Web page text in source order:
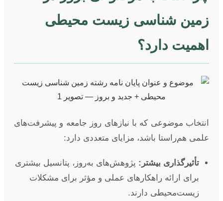
زمین شناسی زیست محیطی
اهمیت دارد؟
انتخاب موضوعی که با نیازهای روز جامعه و پیشرفت‌های
علمی هم‌راستا باشد، مزایای متعددی دارد:
تأثیرگذاری بیشتر: پژوهش‌های به‌روز، پتانسیل بیشتری
برای ارائه راهکارهای عملی و مؤثر برای مشکلات
زیست‌محیطی دارند.